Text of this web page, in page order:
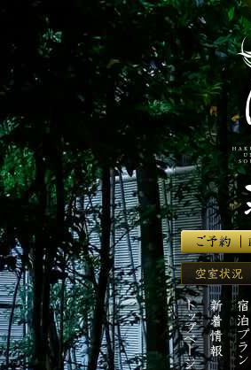
湯
河
温
泉
高
級
旅
館
【万
葉
の
里
白
雲
荘】
空
室
状
況
ト
ッ
プ
ペ
新
着
情
報
宿
泊
プ
ラ